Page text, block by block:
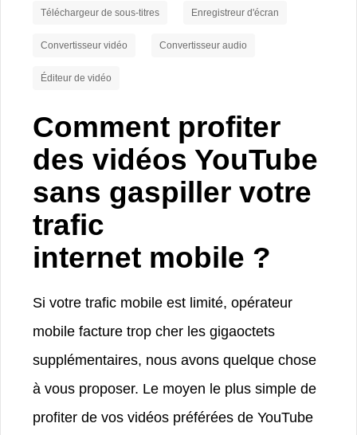
Téléchargeur de sous-titres Enregistreur d'écran
Convertisseur vidéo Convertisseur audio
Éditeur de vidéo
Comment profiter
des vidéos YouTube
sans gaspiller votre
trafic
internet mobile ?
Si votre trafic mobile est limité, opérateur
mobile facture trop cher les gigaoctets
supplémentaires, nous avons quelque chose
à vous proposer. Le moyen le plus simple de
profiter de vos vidéos préférées de YouTube